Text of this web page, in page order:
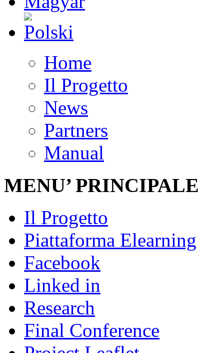
Home
Il Progetto
News
Partners
Manual
MENU’ PRINCIPALE
Il Progetto
Piattaforma Elearning
Facebook
Linked in
Research
Final Conference